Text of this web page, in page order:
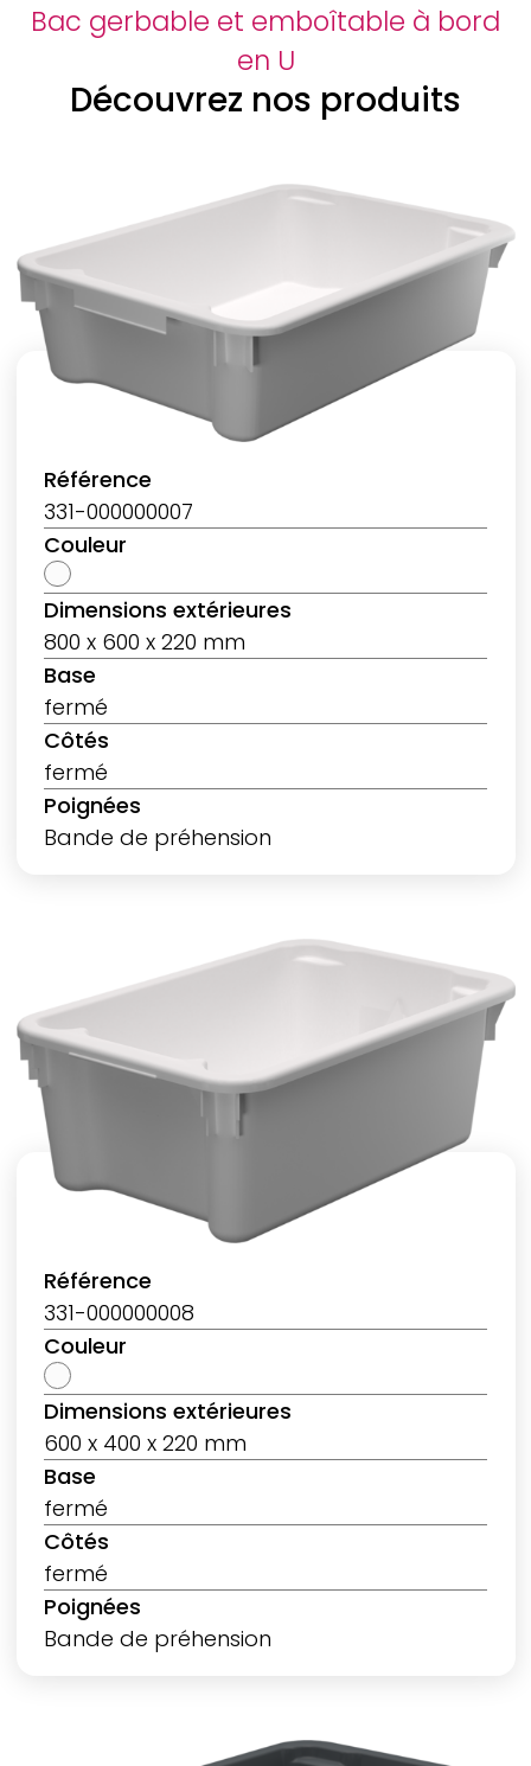
Bac gerbable et emboîtable à bord
en U
Découvrez nos produits
Référence
331-000000007
Couleur
Dimensions extérieures
800 x 600 x 220 mm
Base
fermé
Côtés
fermé
Poignées
Bande de préhension
Référence
331-000000008
Couleur
Dimensions extérieures
600 x 400 x 220 mm
Base
fermé
Côtés
fermé
Poignées
Bande de préhension